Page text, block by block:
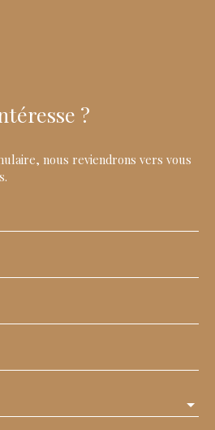
?
nous reviendrons vers vous